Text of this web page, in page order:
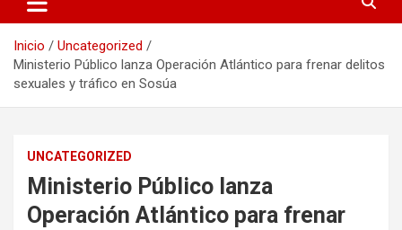
Inicio
Uncategorized
Ministerio Público lanza Operación Atlántico para frenar delitos
sexuales y tráfico en Sosúa
UNCATEGORIZED
Ministerio Público lanza
Operación Atlántico para frenar